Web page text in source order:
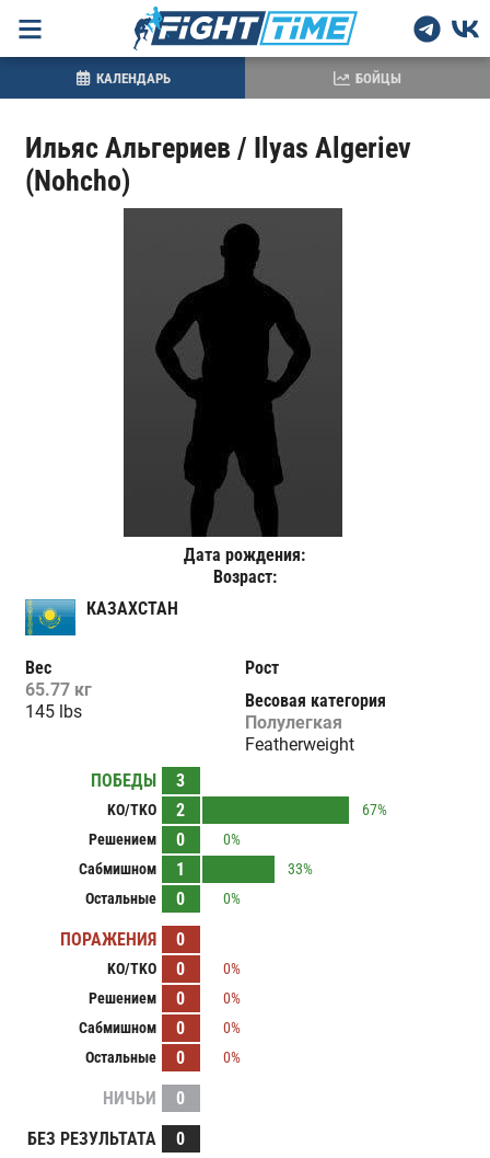
Ильяс Альгериев / Ilyas Algeriev
(Nohcho)
Дата рождения:
Возраст:
КАЗАХСТАН
Вес
65.77 кг
145 lbs
Рост
Весовая категория
Полулегкая
Featherweight
ПОБЕДЫ
3
KO/TKO 2
67%
Решением
0
0%
Сабмишном
1
33%
Остальные
0 0%
ПОРАЖЕНИЯ 0
KO/TKO 0
0%
Решением
0
0%
Сабмишном
0
0%
Остальные
0 0%
НИЧЬИ
0
БЕЗ РЕЗУЛЬТАТА
0
КАЛЕНДАРЬ БОЙЦЫ